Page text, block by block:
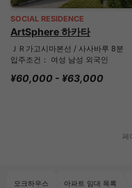
SOCIAL RESIDENCE
ArtSphere 하카타
ＪＲ가고시마본선 / 사사바루 8분
입주조건： 여성 남성 외국인
¥60,000 - ¥63,000
오크하우스 아파트 임대 목록